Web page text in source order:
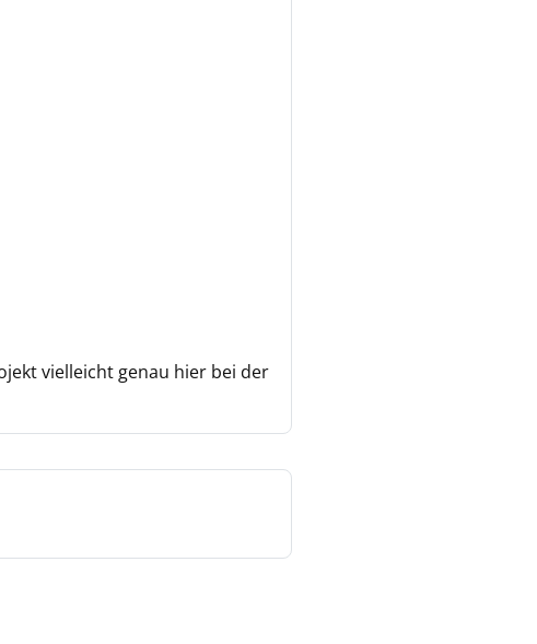
vielleicht genau hier bei der